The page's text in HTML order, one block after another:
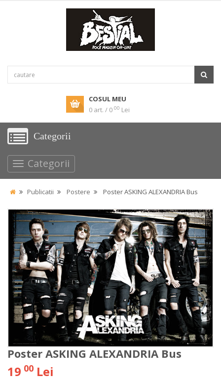
COSUL MEU
0 art. / 0 00 Lei
Categorii
Categorii
Publicatii Postere Poster ASKING ALEXANDRIA Bus
Poster ASKING ALEXANDRIA Bus
19 00 Lei